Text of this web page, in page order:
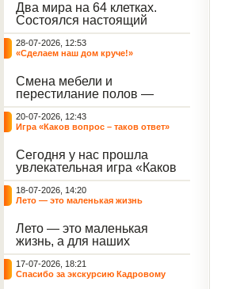
Два мира на 64 клетках.
Состоялся настоящий
интеллектуальный
праздник — турнир по
шахматам и шашкам.
небывалый ажиотаж среди
воспитанников, превратив
тихие залы центра в арену
напряжённых поединков,
громких аплодисментов и
жарких обсуждений.
28-07-2026, 12:53
«Сделаем наш дом круче!»
Смена мебели и
перестилание полов —
дело рук профессионалов.
А вот создание настоящего
домашнего уюта — задача
этой неделе ребята взяли
инициативу в свои руки и
устроили масштабную
генеральную уборку
жилого корпуса.
20-07-2026, 12:43
Игра «Каков вопрос – таков ответ»
Сегодня у нас прошла
увлекательная игра «Каков
вопрос – таков ответ»,
которая собрала самых
любознательных
игры выступил наш
воспитанник - Константин
Н., который по праву носит
звание самого читающего
и эрудированного
18-07-2026, 14:20
Лето — это маленькая жизнь
Лето — это маленькая
жизнь, а для наших
воспитанниц оно
наполнено открытиями. В
один из теплых дней мы
17-07-2026, 18:21
Спасибо за экскурсию Кадровому